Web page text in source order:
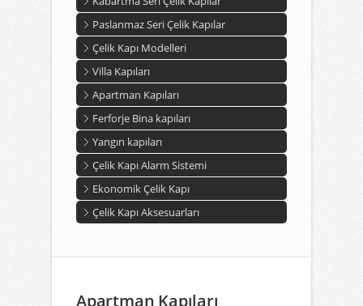
Paslanmaz Seri Çelik Kapılar
Çelik Kapı Modelleri
Villa Kapıları
Apartman Kapıları
Ferforje Bina kapıları
Yangın kapıları
Çelik Kapı Alarm Sistemi
Ekonomik Çelik Kapı
Çelik Kapı Aksesuarları
Apartman Kapıları